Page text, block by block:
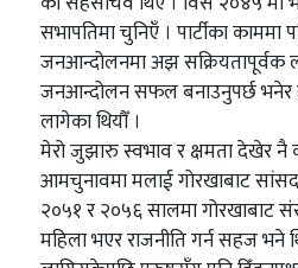
सभापतिमा चुनिएँ । पार्टीका
जनआन्दोलनमा अझ सक्रियतापूर्वक
जनआन्दोलन सफल बनाउनुपर्छ भनेर
लागेका थियौँ ।
मेरो जुझारु स्वभाव र क्षमता देखेर
आमचुनावमा मलाई गोरखाबाट
२०५१ र २०५६ सालमा गोरखाबाट
महिला भएर राजनीति गर्न सहज भने